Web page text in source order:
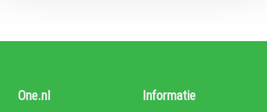
One.nl Informatie